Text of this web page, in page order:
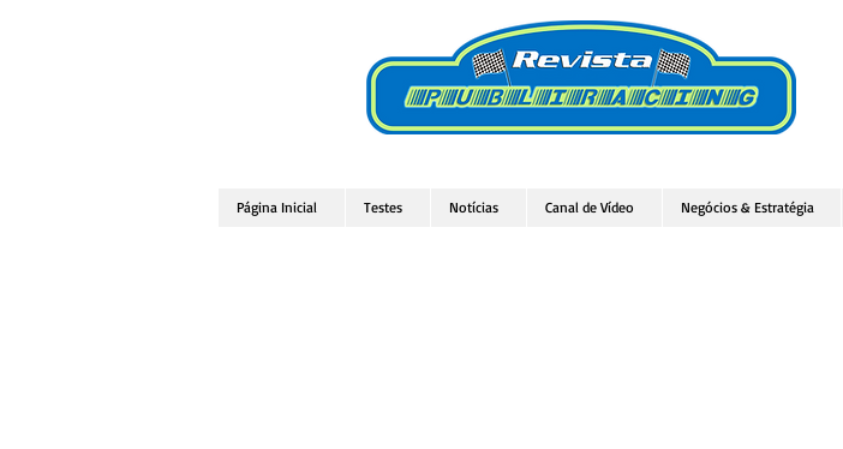
Página Inicial Testes Notícias Canal de Vídeo Negócios & Estratégia